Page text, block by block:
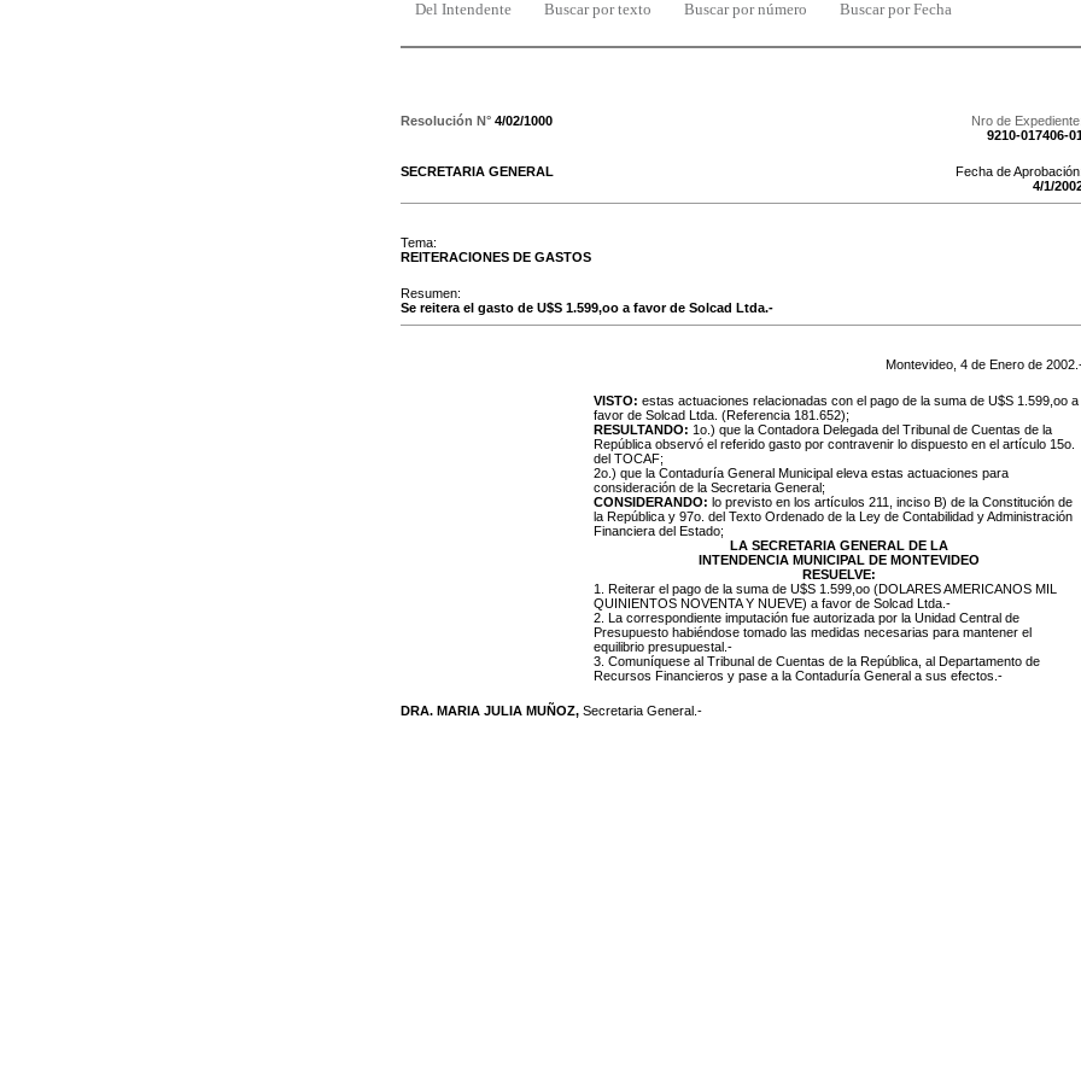
Del Intendente Buscar por texto Buscar por número Buscar por Fecha
Resolución N° 4/02/1000
Nro de Expediente:
9210-017406-
SECRETARIA GENERAL
Fecha de Aprobación:
4/1/
Tema:
REITERACIONES DE GASTOS
Resumen:
Se reitera el gasto de U$S 1.599,oo a favor de Solcad Ltda.-
Montevideo, 4 de Enero de 2002
VISTO: estas actuaciones relacionadas con el pago de la suma de U$S 1.599,oo a
favor de Solcad Ltda. (Referencia 181.652);
RESULTANDO: 1o.) que la Contadora Delegada del Tribunal de Cuentas de la
República observó el referido gasto por contravenir lo dispuesto en el artículo 15o.
del TOCAF;
2o.) que la Contaduría General Municipal eleva estas actuaciones para
consideración de la Secretaria General;
CONSIDERANDO: lo previsto en los artículos 211, inciso B) de la Constitución de
la República y 97o. del Texto Ordenado de la Ley de Contabilidad y Administración
Financiera del Estado;
LA SECRETARIA GENERAL DE LA
INTENDENCIA MUNICIPAL DE MONTEVIDEO
RESUELVE:
1. Reiterar el pago de la suma de U$S 1.599,oo (DOLARES AMERICANOS MIL
QUINIENTOS NOVENTA Y NUEVE) a favor de Solcad Ltda.-
2. La correspondiente imputación fue autorizada por la Unidad Central de
Presupuesto habiéndose tomado las medidas necesarias para mantener el
equilibrio presupuestal.-
3. Comuníquese al Tribunal de Cuentas de la República, al Departamento de
Recursos Financieros y pase a la Contaduría General a sus efectos.-
DRA. MARIA JULIA MUÑOZ, Secretaria General.-